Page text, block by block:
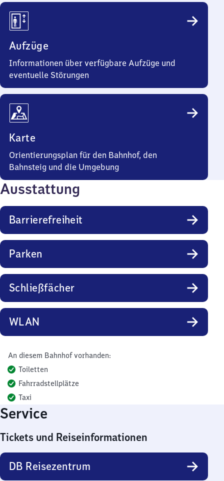
Aufzüge
Informationen über verfügbare Aufzüge und
eventuelle Störungen
Karte
Orientierungsplan für den Bahnhof, den
Bahnsteig und die Umgebung
Ausstattung
Barrierefreiheit
Parken
Schließfächer
WLAN
An diesem Bahnhof vorhanden:
Toiletten
Fahrradstellplätze
Taxi
Service
Tickets und Reiseinformationen
DB Reisezentrum